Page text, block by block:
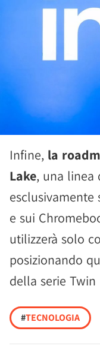
Infine, la
Lake, una linea
esclusivamente
e sui
utilizzerà solo
posizionando
della serie Twin
#TECNOLOGIA